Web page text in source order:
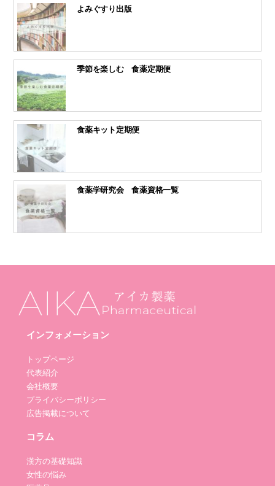
よみぐすり出版
季節を楽しむ 食薬定期便
食薬キット定期便
食薬学研究会 食薬資格一覧
インフォメーション
トップページ
代表紹介
会社概要
プライバシーポリシー
広告掲載について
コラム
漢方の基礎知識
女性の悩み